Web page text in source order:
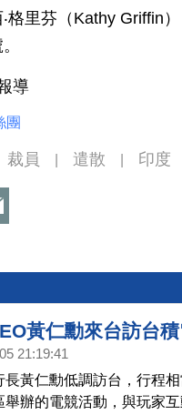
格里芬（Kathy Griffin
導
團
裁員 遣散 印度
黃仁勳來台訪台
21:19:41
長黃仁勳低調訪台，行程
舉辦的電競活動，與玩家